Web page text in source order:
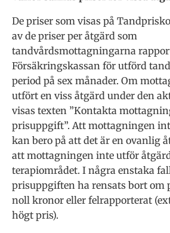
De priser som visas på
av de priser per åtgärd som
tandvårdsmottagningarna
Försäkringskassan för utförd
period på sex månader. Om
utfört en viss åtgärd under den
visas texten ”Kontakta
prisuppgift”. Att mottagningen
kan bero på att det är en ovanlig
att mottagningen inte utför
terapiområdet. I några enstaka
prisuppgiften ha rensats bort om
noll kronor eller felrapporterat
högt pris).